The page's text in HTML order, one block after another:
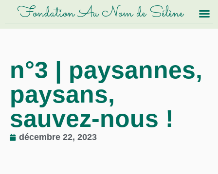
Fondation Au Nom de Sélène
n°3 | paysannes,
paysans,
sauvez-nous !
décembre 22, 2023